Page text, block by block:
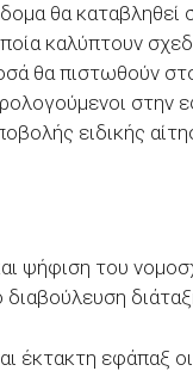
θα καταβληθεί
καλύπτουν
θα πιστωθούν
στην
ειδικής
ψήφιση του
διαβούλευση
έκτακτη εφάπαξ